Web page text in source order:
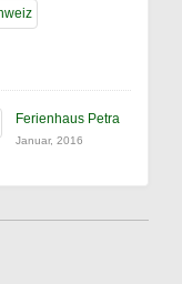
Ferienhaus Petra
Januar, 2016